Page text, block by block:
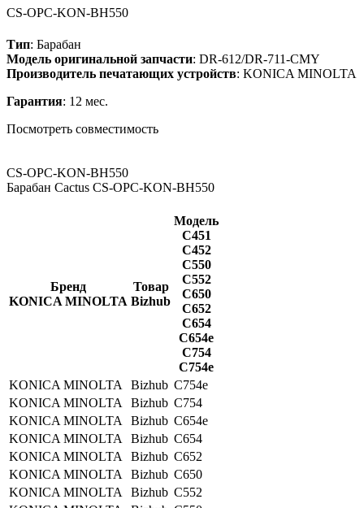
CS-OPC-KON-BH550
Тип: Барабан
Модель оригинальной запчасти: DR-612/DR-711-CMY
Производитель печатающих устройств: KONICA MINOLTA
Гарантия: 12 мес.
Посмотреть совместимость
CS-OPC-KON-BH550
Барабан Cactus CS-OPC-KON-BH550
Бренд
KONICA MINOLTA
Товар
Bizhub
Модель
C451
C452
C550
C552
C650
C652
C654
C654e
C754
C754e
KONICA MINOLTA
Bizhub C754e
KONICA MINOLTA
Bizhub C754
KONICA MINOLTA
Bizhub C654e
KONICA MINOLTA
Bizhub C654
KONICA MINOLTA
Bizhub C652
KONICA MINOLTA
Bizhub C650
KONICA MINOLTA
Bizhub C552